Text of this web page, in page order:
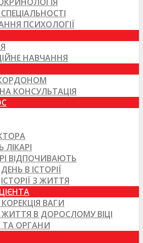
СПЕЦІАЛЬНОСТІ
ПСИХОЛОГІЇ
НАВЧАННЯ
КОНСУЛЬТАЦІЯ
ВІДПОЧИВАЮТЬ
ДЕНЬ В ІСТОРІЇ
ІСТОРІЇ З ЖИТТЯ
ВАГИ
В ДОРОСЛОМУ ВІЦІ
ОРГАНИ